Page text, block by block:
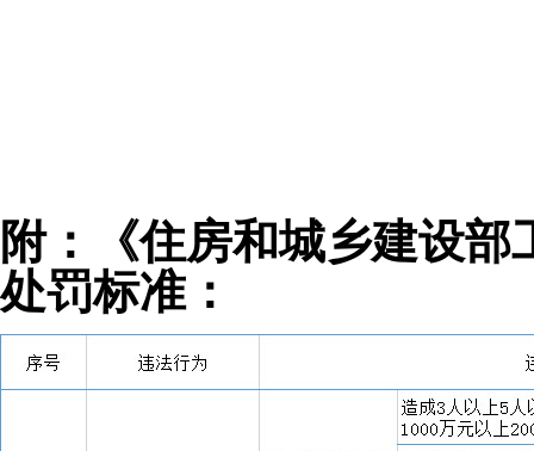
附：《住房和城乡建设
处罚标准：